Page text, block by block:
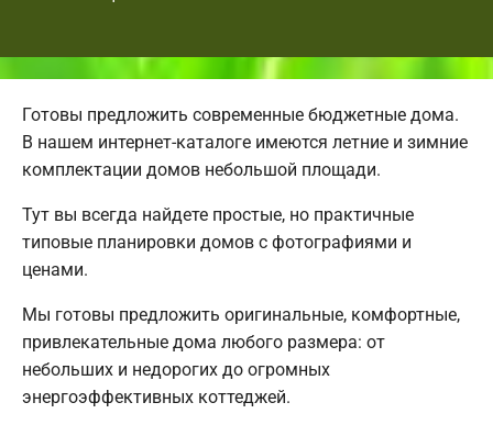
Готовы предложить современные бюджетные дома.
В нашем интернет-каталоге имеются летние и зимние
комплектации домов небольшой площади.
Тут вы всегда найдете простые, но практичные
типовые планировки домов с фотографиями и
ценами.
Мы готовы предложить оригинальные, комфортные,
привлекательные дома любого размера: от
небольших и недорогих до огромных
энергоэффективных коттеджей.